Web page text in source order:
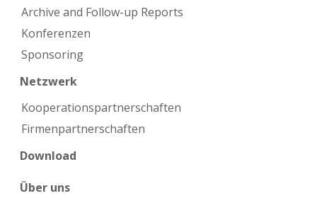
Archive and Follow-up Reports
Konferenzen
Sponsoring
Netzwerk
Kooperations­partnerschaften
Firmen­partnerschaften
Download
Über uns